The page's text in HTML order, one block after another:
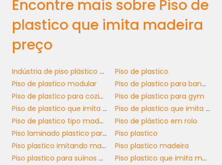
investimento é rápido, considerando a
durabilidade e a baixa manutenção
imitando madeira aos seus clientes é uma
permitindo que seu cliente possa economizar
enquanto desfruta de um ambiente elegante
e funcional.
FACILIDADE NA
INSTALAÇÃO E
MANUTENÇÃO
Encontre mais sobre Piso de
plastico que imita madeira
preço
Indústria de piso plástico modular
Piso de plastico
Piso de plastico modular
Piso de plastico para banheiro
Piso de plastico para cozinha
Piso de plastico para gym
Piso de plastico que imita madeira
Piso de plastico que imita madeira preço
Piso de plastico tipo madeira
Piso de plástico em rolo
Piso laminado plastico para cozinha
Piso plastico
Piso plastico imitando madeira
Piso plastico madeira
Piso plastico para suínos preço
Piso plastico que imita madeira